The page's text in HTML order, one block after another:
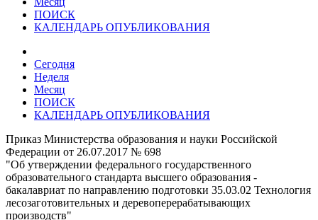
ПОИСК
КАЛЕНДАРЬ ОПУБЛИКОВАНИЯ
Сегодня
Неделя
Месяц
ПОИСК
КАЛЕНДАРЬ ОПУБЛИКОВАНИЯ
Приказ Министерства образования и науки Российской
Федерации от 26.07.2017 № 698
"Об утверждении федерального государственного
образовательного стандарта высшего образования -
бакалавриат по направлению подготовки 35.03.02 Технология
лесозаготовительных и деревоперерабатывающих
производств"